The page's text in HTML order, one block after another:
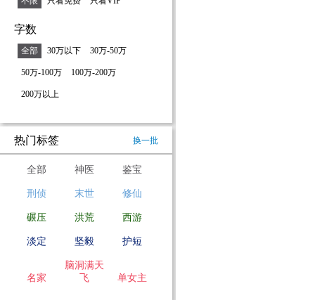
字数
全部 30万以下 30万-50万
50万-100万 100万-200万
200万以上
热门标签 换一批
全部 神医 鉴宝
刑侦 末世 修仙
碾压 洪荒 西游
淡定 坚毅 护短
名家
脑洞满天
飞
单女主